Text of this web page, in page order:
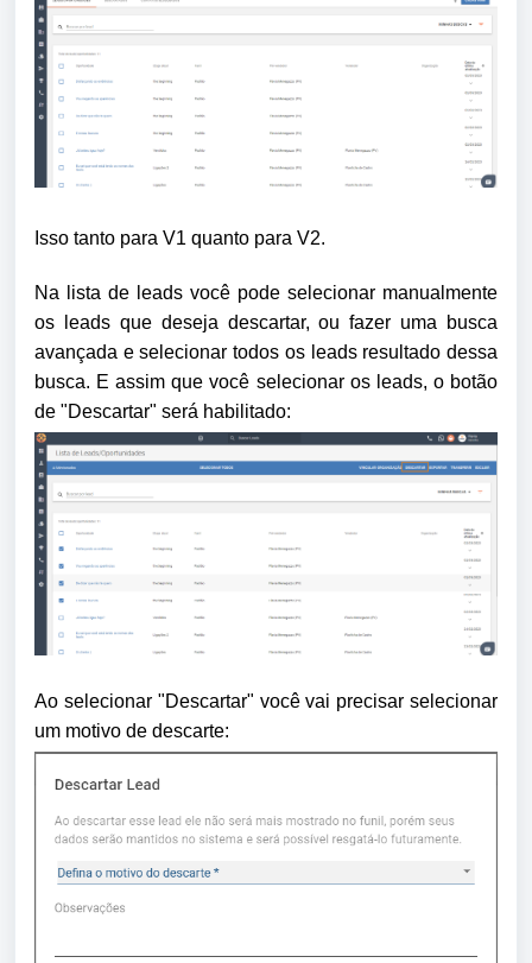
Isso tanto para V1 quanto para V2.
Na lista de leads você pode selecionar manualmente
os leads que deseja descartar, ou fazer uma busca
avançada e selecionar todos os leads resultado dessa
busca. E assim que você selecionar os leads, o botão
de "Descartar" será habilitado:
Ao selecionar "Descartar" você vai precisar selecionar
um motivo de descarte: